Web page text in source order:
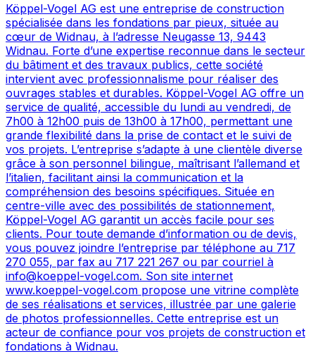
Köppel-Vogel AG est une entreprise de construction
spécialisée dans les fondations par pieux, située au
cœur de Widnau, à l’adresse Neugasse 13, 9443
Widnau. Forte d’une expertise reconnue dans le secteur
du bâtiment et des travaux publics, cette société
intervient avec professionnalisme pour réaliser des
ouvrages stables et durables. Köppel-Vogel AG offre un
service de qualité, accessible du lundi au vendredi, de
7h00 à 12h00 puis de 13h00 à 17h00, permettant une
grande flexibilité dans la prise de contact et le suivi de
vos projets. L’entreprise s’adapte à une clientèle diverse
grâce à son personnel bilingue, maîtrisant l’allemand et
l’italien, facilitant ainsi la communication et la
compréhension des besoins spécifiques. Située en
centre-ville avec des possibilités de stationnement,
Köppel-Vogel AG garantit un accès facile pour ses
clients. Pour toute demande d’information ou de devis,
vous pouvez joindre l’entreprise par téléphone au 717
270 055, par fax au 717 221 267 ou par courriel à
info@koeppel-vogel.com. Son site internet
www.koeppel-vogel.com propose une vitrine complète
de ses réalisations et services, illustrée par une galerie
de photos professionnelles. Cette entreprise est un
acteur de confiance pour vos projets de construction et
fondations à Widnau.